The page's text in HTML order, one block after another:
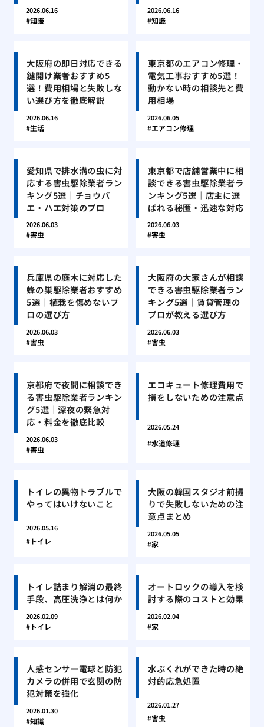
2026.06.16
知識
2026.06.16
知識
大阪府の即日対応できる
鍵開け業者おすすめ5
選！費用相場と失敗しな
い選び方を徹底解説
2026.06.16
生活
東京都のエアコン修理・
電気工事おすすめ5選！
動かない時の相談先と費
用相場
2026.06.05
エアコン修理
愛知県で排水溝の虫に対
応する害虫駆除業者ラン
キング5選｜チョウバ
エ・ハエ対策のプロ
2026.06.03
害虫
東京都で店舗営業中に相
談できる害虫駆除業者ラ
ンキング5選｜店主に選
ばれる秘匿・迅速な対応
2026.06.03
害虫
兵庫県の庭木に対応した
蜂の巣駆除業者おすすめ
5選｜植栽を傷めないプ
ロの選び方
2026.06.03
害虫
大阪府の大家さんが相談
できる害虫駆除業者ラン
キング5選｜賃貸管理の
プロが教える選び方
2026.06.03
害虫
京都府で夜間に相談でき
る害虫駆除業者ランキン
グ5選｜深夜の緊急対
応・料金を徹底比較
2026.06.03
害虫
エコキュート修理費用で
損をしないための注意点
2026.05.24
水道修理
トイレの異物トラブルで
やってはいけないこと
2026.05.16
トイレ
大阪の韓国スタジオ前撮
りで失敗しないための注
意点まとめ
2026.05.05
家
トイレ詰まり解消の最終
手段、高圧洗浄とは何か
2026.02.09
トイレ
オートロックの導入を検
討する際のコストと効果
2026.02.04
家
人感センサー電球と防犯
カメラの併用で玄関の防
犯対策を強化
2026.01.30
知識
水ぶくれができた時の絶
対的応急処置
2026.01.27
害虫